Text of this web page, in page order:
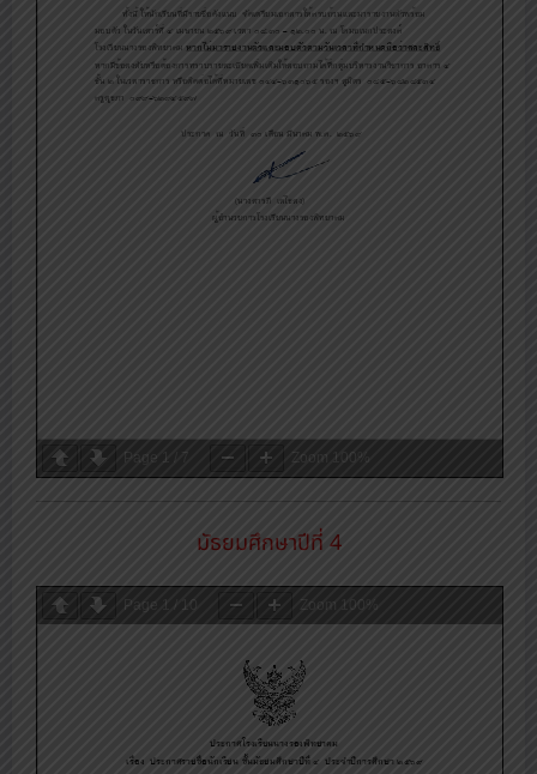
Page 1 7 Zoom 100%
มัธยมศึกษาปีที่ 4
Page / 10 Zoom 100%